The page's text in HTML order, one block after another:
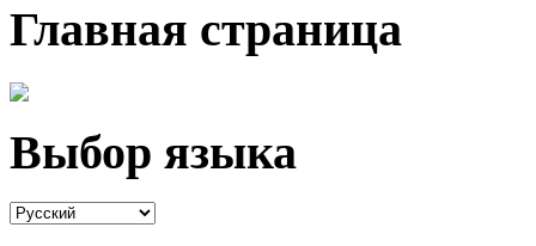
Главная страница
Выбор языка